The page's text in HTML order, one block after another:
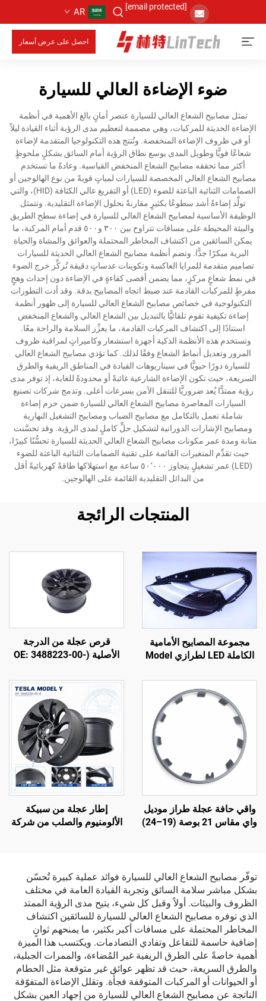
[email protected]
AR
احصل على عرض أسعار
ضوء الإضاءة العالي للسيارة
تمثل مصابيح الشعاع العالي للسيارة عنصر أمانٍ بالغ الأهمية في أنظمة
الإضاءة الحديثة للمركبات، وهي مصممة لتعظيم مدى الرؤية أثناء القيادة ليلاً
أو في ظروف الإضاءة المنخفضة. وتُنتج هذه التكنولوجيا المتقدمة لإضاءة
شعاعًا قويًّا وطويل المدى يوسع نطاق الرؤية أمام السائق بشكلٍ ملحوظٍ
أكثر مما تحققه مصابيح الشعاع المنخفض القياسية. وعادةً ما تستخدم
مصابيح الشعاع العالي المخصصة للسيارات لمباتٍ قويةً من نوع الهالوجين أو
الصمامات الثنائية الباعثة للضوء (LED) أو التفريغ عالي الكثافة (HID)، والتي
تولِّد إضاءةً أشد سطوعًا بكثيرٍ مقارنةً بحلول الإضاءة التقليدية. وتتمثل
الوظيفة الأساسية لمصابيح الشعاع العالي للسيارة في إضاءة سطح الطريق
والبيئة المحيطة على مسافات تتراوح بين ٣٠٠ و٥٠٠ قدم أمام المركبة، ما
يمكن السائقين من اكتشاف المخاطر المحتملة والعوائق والمشاة والحياة
البرية مبكرًا جدًّا. وتضم أنظمة مصابيح الشعاع العالي الحديثة للسيارات
تصاميم متقدمة للمرايا العاكسة وتكوينات عدساتٍ دقيقة تُركِّز خرج الضوء
في نمط شعاعٍ مركزٍ، مما يضمن أقصى كفاءةٍ في الإضاءة دون إحداث وهجٍ
مفرطٍ للمركبات القادمة عند ضبط اتجاه المصابيح بدقة. وقد أدت التطورات
التكنولوجية في خصائص مصابيح الشعاع العالي للسيارة إلى ظهور أنظمة
إضاءة تكيفية تقوم تلقائيًّا بالتبديل بين الشعاع العالي والشعاع المنخفض
استنادًا إلى اكتشاف المركبات القادمة، ما يعزِّز السلامة والراحة معًا.
وتستخدم هذه الأنظمة الذكية أجهزة استشعار وكاميراتٍ لمراقبة ظروف
المرور وتعديل أنماط الشعاع وفقًا لذلك. كما تؤدي مصابيح الشعاع العالي
للسيارة دورًا حيويًّا في سيناريوهات القيادة في المناطق الريفية والطرق
السريعة، حيث تكون الإضاءة الشارعية غائبةً أو محدودةً للغاية، إذ توفر مدى
رؤية ممتدًّا يُعد ضروريًّا للتنقل الآمن بسرعات أعلى. وتدمج شركات تصنيع
السيارات المعاصرة مصابيح الشعاع العالي للسيارة ضمن حزم إضاءة
شاملة تعمل بالتكامل مع مصابيح الضباب ومصابيح التشغيل النهارية
ومصابيح الإشارات الدورانية لتشكيل حلٍّ كاملٍ لمدى الرؤية. وقد تحسَّنت
متانة ومدة عمر مكونات مصابيح الشعاع العالي الحديثة للسيارة تحسُّنًا كبيرًا،
حيث تقدِّم المتغيرات القائمة على تقنية الصمامات الثنائية الباعثة للضوء
(LED) عمر تشغيلٍ يتجاوز ٥٠٬٠٠٠ ساعة مع استهلاكها طاقةً كهربائيةً أقل
من البدائل التقليدية القائمة على الهالوجين.
المنتجات الرائجة
مجموعة المصابيح الأمامية
الكاملة LED لطرازي Model
(OE): 1514952-00-D،
1514952-00-E، 1514952-
10-E، إضاءة سيارات،
استبدال للمصابيح الأمامية
قرص عجلة من الدرجة
الأصلية (OE: 3488223-00-
سبيكة ألومنيوم مُشكَّلة
بالضغط، دقة تصنيع عالية،
متوافق مع صواميل العجلات
وأنظمة الفرامل الأصلية،
مناسب للاستبدال والتخصيص
واقي حافة عجلة طراز موديل
واي مقاس 21 بوصة (19–24)
إطار عجلة من سبيكة
الألومنيوم والصلب من شركة
توفّر مصابيح الشعاع العالي للسيارة فوائد عملية كبيرة تُحسّن
بشكل مباشر سلامة السائق وتجربة القيادة العامة في مختلف
الظروف والبيئات. أولاً وقبل كل شيء، يتيح مدى الرؤية الممتد
الذي توفره مصابيح الشعاع العالي للسيارة للسائقين اكتشاف
المخاطر المحتملة على مسافات أكبر بكثير، ما يمنحهم ثوانٍ
إضافية حاسمة للتفاعل وتفادي التصادمات. ويكتسب هذا الميزة
أهمية خاصةً على الطرق الريفية غير المُضاءة، والممرات الجبلية،
والطرق السريعة، حيث قد تظهر عوائق غير متوقعة مثل الحطام
أو الحيوانات أو المركبات المتوقفة فجأة. وتقلل الإضاءة المتفوّقة
الناتجة عن مصابيح الشعاع العالي للسيارة من إجهاد العين بشكل